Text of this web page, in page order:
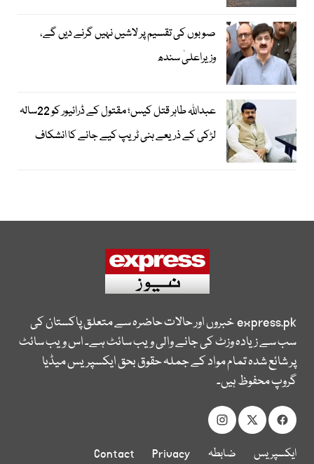
صوبوں کی تقسیم پر لاشیں نہیں گرنے دیں گے،
وزیراعلیٰ سندھ
عبداللہ طاہر قتل کیس؛ مقتول کے ڈرائیور کو 22سالہ
لڑکی کے ذریعے ہنی ٹریپ کیے جانے کا انشکاف
express.pkخبروں اور حالات حاضرہ سے متعلق پاکستان کی
سب سے زیادہ وزٹ کی جانے والی ویب سائٹ ہے۔ اس ویب سائٹ
پر شائع شدہ تمام مواد کے جملہ حقوق بحق ایکسپریس میڈیا
گروپ محفوظ ہیں۔
ایکسپریس
ضابطہ
Privacy
Contact